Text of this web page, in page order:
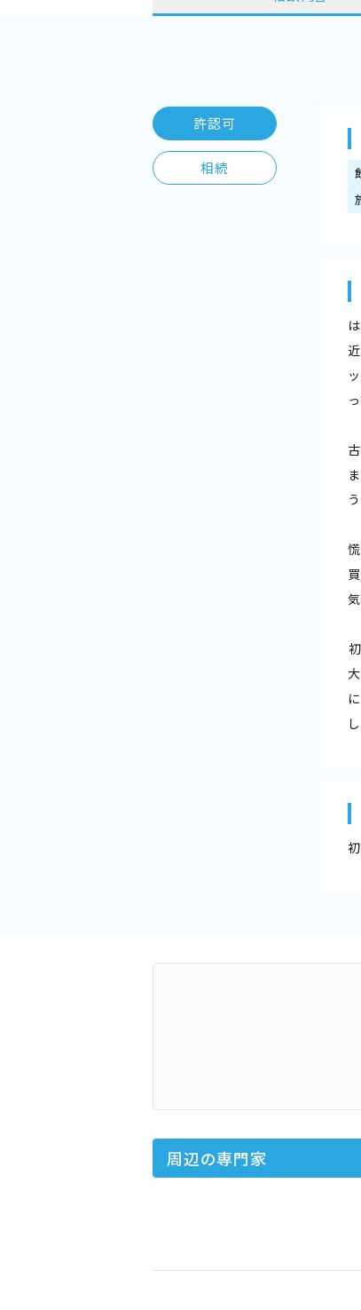
許認可
相続
周辺の専門家